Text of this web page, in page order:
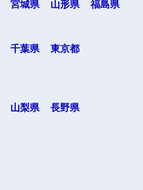
島根県
広島県
宮城県 山形県 福島県
千葉県
東京都
山梨県 長野県